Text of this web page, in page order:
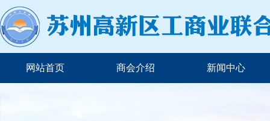
网站首页 商会介绍 新闻中心